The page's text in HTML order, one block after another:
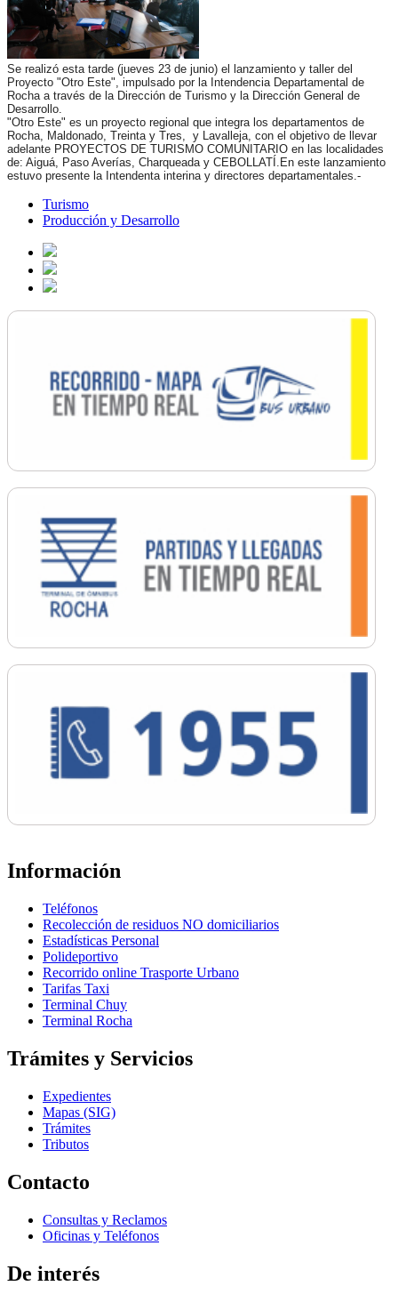
Se realizó esta tarde (jueves 23 de junio) el lanzamiento y taller del
Proyecto "Otro Este", impulsado por la Intendencia Departamental de
Rocha a través de la Dirección de Turismo y la Dirección General de
Desarrollo.
"Otro Este" es un proyecto regional que integra los departamentos de
Rocha, Maldonado, Treinta y Tres, y Lavalleja, con el objetivo de llevar
adelante PROYECTOS DE TURISMO COMUNITARIO en las localidades
de: Aiguá, Paso Averías, Charqueada y CEBOLLATÍ.En este lanzamiento
estuvo presente la Intendenta interina y directores departamentales.-
Turismo
Producción y Desarrollo
Información
Teléfonos
Recolección de residuos NO domiciliarios
Estadísticas Personal
Polideportivo
Recorrido online Trasporte Urbano
Tarifas Taxi
Terminal Chuy
Terminal Rocha
Trámites y Servicios
Expedientes
Mapas (SIG)
Trámites
Tributos
Contacto
Consultas y Reclamos
Oficinas y Teléfonos
De interés